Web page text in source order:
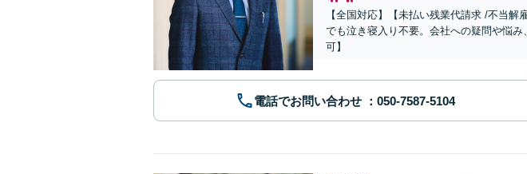
【全国対応】【未払い残業代請求 /不当
でも泣き寝入り不要。会社への疑問や悩
可】
電話でお問い合わせ